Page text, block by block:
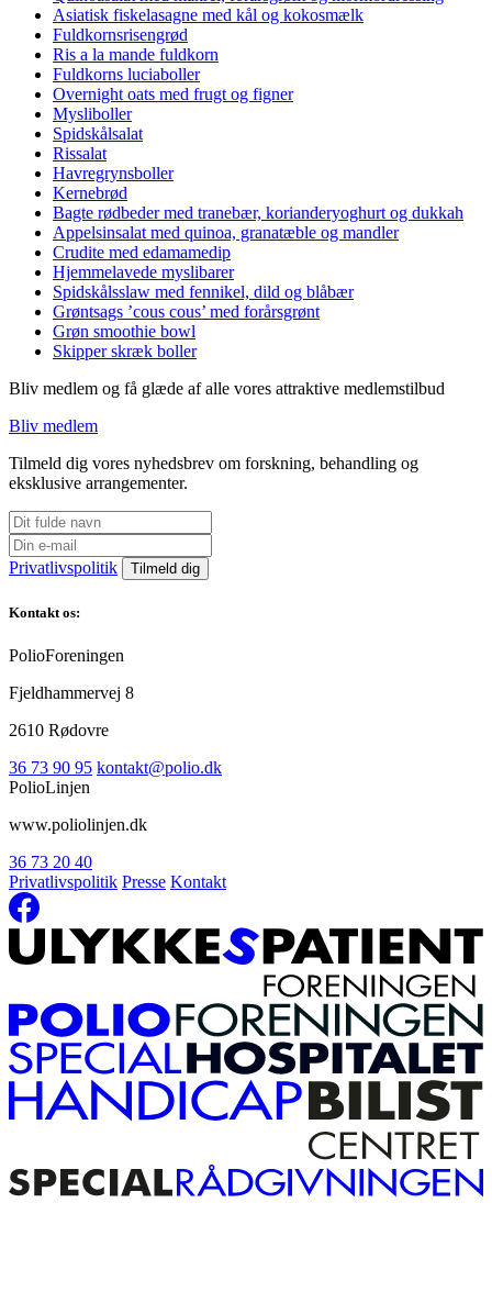
Asiatisk fiskelasagne med kål og kokosmælk
Fuldkornsrisengrød
Ris a la mande fuldkorn
Fuldkorns luciaboller
Overnight oats med frugt og figner
Mysliboller
Spidskålsalat
Rissalat
Havregrynsboller
Kernebrød
Bagte rødbeder med tranebær, korianderyoghurt og dukkah
Appelsinsalat med quinoa, granatæble og mandler
Crudite med edamamedip
Hjemmelavede myslibarer
Spidskålsslaw med fennikel, dild og blåbær
Grøntsags ’cous cous’ med forårsgrønt
Grøn smoothie bowl
Skipper skræk boller
Bliv medlem og få glæde af alle vores attraktive medlemstilbud
Bliv medlem
Tilmeld dig vores nyhedsbrev om forskning, behandling og
eksklusive arrangementer.
Privatlivspolitik
Kontakt os:
PolioForeningen
Fjeldhammervej 8
2610 Rødovre
36 73 90 95 kontakt@polio.dk
PolioLinjen
www.poliolinjen.dk
36 73 20 40
Privatlivspolitik Presse Kontakt